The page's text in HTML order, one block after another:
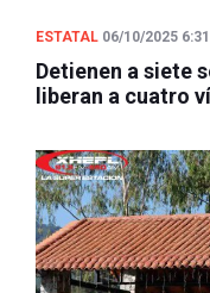
ESTATAL 06/10/2025
Detienen a siete
liberan a cuatro